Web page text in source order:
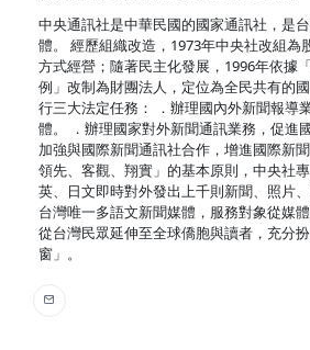
中央通訊社是中華民國的國家通訊社，是
體。 經歷組織改造，1973年中央社改組為
方式經營；隨著民主化發展，1996年依據
例」改制為財團法人，定位為全民共有的
行三大法定任務： ．辦理國內外新聞報導
體。 ．辦理國家對外新聞通訊業務，促進
加強與國際新聞通訊社合作，增進國際新聞
領先、客觀、翔實」的基本原則，中央社專
英、日文即時對外發出上千則新聞、照片
台灣唯一多語文新聞媒體，服務對象從媒
從台灣民眾延伸至全球僑胞與讀者，充分
窗」。